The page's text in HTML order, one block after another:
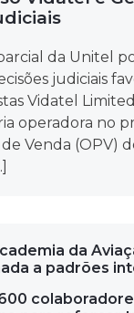
da Unitel
judiciais
Vidatel Limited
operadora no
Venda (OPV)
da
a padrões